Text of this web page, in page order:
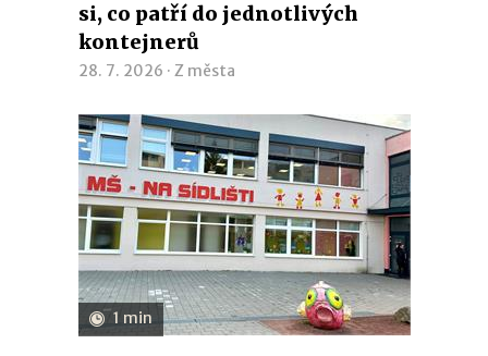
si, co patří do jednotlivých
kontejnerů
28. 7. 2026 · Z města
1 min